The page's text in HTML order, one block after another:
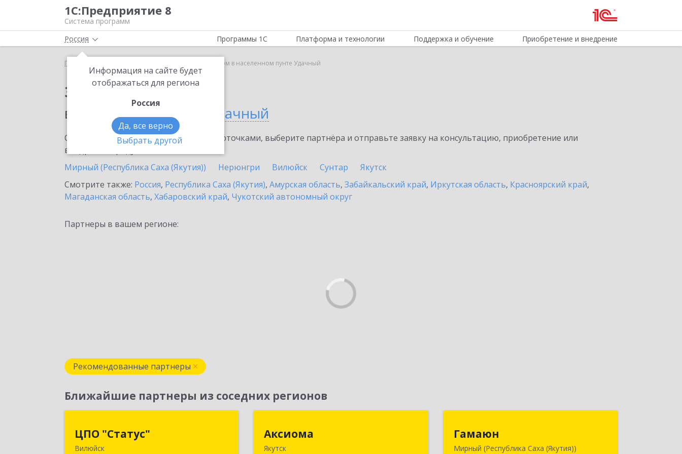
1С:Предприятие 8
Система программ
Россия
Информация на сайте будет
отображаться для региона
Россия
Да, все верно
Выбрать другой
Программы 1С Платформа и технологии Поддержка и обучение Приобретение и внедрение
Главная 1С-Такском в населенном пунте Удачный
Заказать 1С-Такском
в населенном пунте
Удачный
Ознакомьтесь с информационными карточками, выберите партнёра и отправьте заявку на консультацию, приобретение или
внедрение продукта.
Мирный (Республика Саха (Якутия))
Нерюнгри Вилюйск Сунтар
Якутск
Смотрите также: Россия, Республика Саха (Якутия), Амурская область, Забайкальский край, Иркутская область, Красноярский край,
Магаданская область, Хабаровский край, Чукотский автономный округ
Партнеры в вашем регионе:
Рекомендованные партнеры
Ближайшие партнеры из соседних регионов
ЦПО "Статус"
Вилюйск
677000, Саха /Якутия/ Респ, Якутск г,
Аксиома
Якутск677000, Саха /Якутия/ Респ, Якутск г,
Гамаюн
Мирный (Республика Саха (Якутия))
678170, Саха /Якутия/ Респ,